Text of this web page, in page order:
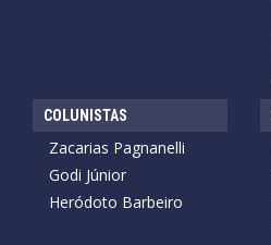
COLUNISTAS
Zacarias Pagnanelli
Godi Júnior
Heródoto Barbeiro